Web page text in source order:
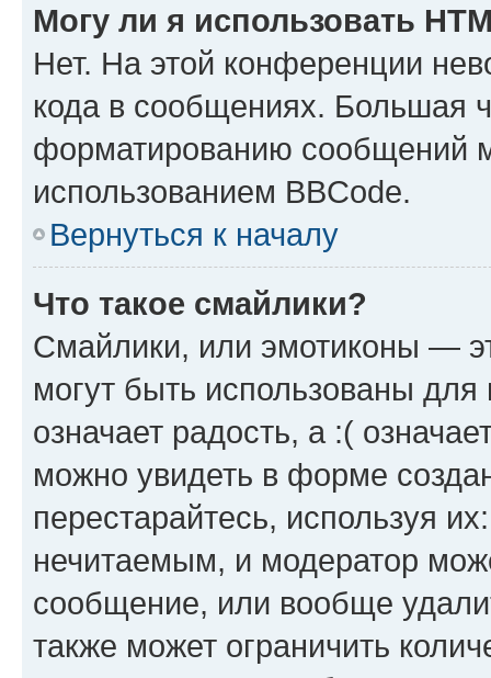
Могу ли я использовать
Нет. На этой конференции
кода в сообщениях. Большая
форматированию сообщений
использованием BBCode.
Вернуться к началу
Что такое смайлики?
Смайлики, или эмотиконы —
могут быть использованы
означает радость, а :(
можно увидеть в форме
перестарайтесь, используя
нечитаемым, и модератор
сообщение, или вообще
также может ограничить